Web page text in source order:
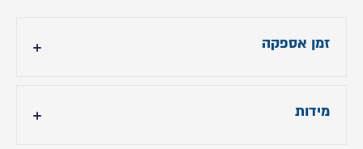
זמן אספקה
מידות